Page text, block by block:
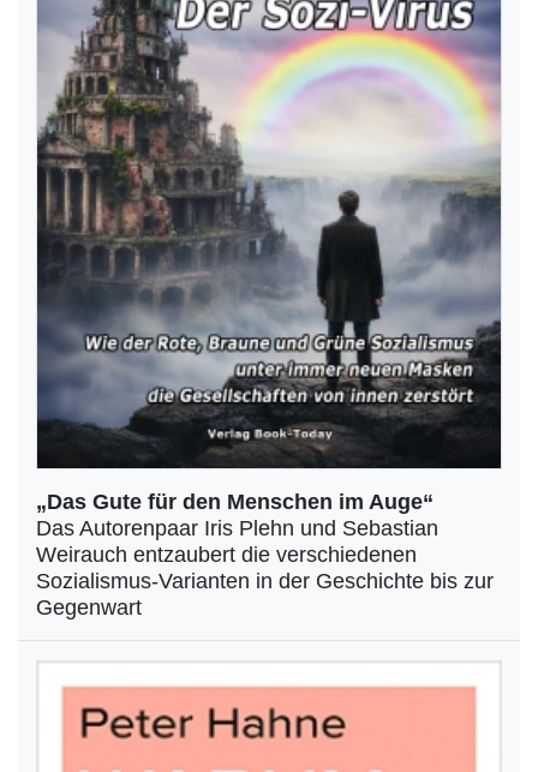
„Das Gute für den Menschen im Auge“
Das Autorenpaar Iris Plehn und Sebastian
Weirauch entzaubert die verschiedenen
Sozialismus-Varianten in der Geschichte bis zur
Gegenwart